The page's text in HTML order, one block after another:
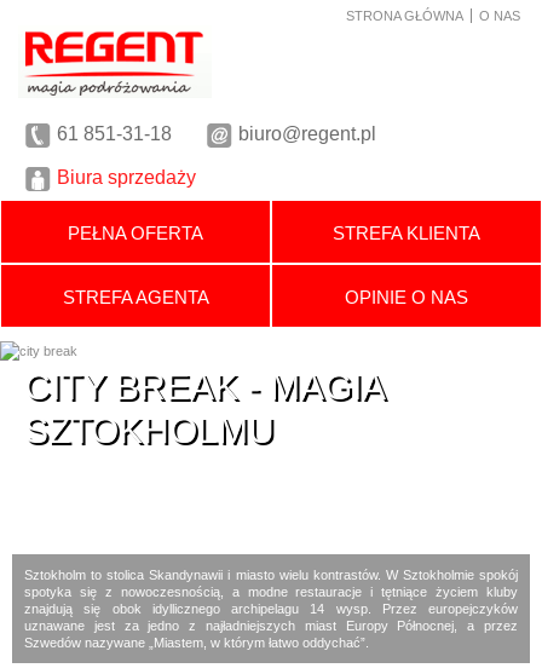
STRONA GŁÓWNA O NAS
61 851-31-18 biuro@regent.pl
Biura sprzedaży
PEŁNA OFERTA STREFA KLIENTA
STREFA AGENTA OPINIE O NAS
CITY BREAK - MAGIA
SZTOKHOLMU
CITY BREAK - MAGIA
SZTOKHOLMU
Sztokholm to stolica Skandynawii i miasto wielu kontrastów. W Sztokholmie spokój
spotyka się z nowoczesnością, a modne restauracje i tętniące życiem kluby
znajdują się obok idyllicznego archipelagu 14 wysp. Przez europejczyków
uznawane jest za jedno z najładniejszych miast Europy Północnej, a przez
Szwedów nazywane „Miastem, w którym łatwo oddychać”.